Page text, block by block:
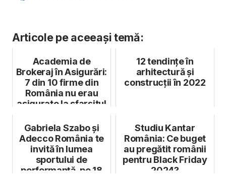
Articole pe aceeași temă:
Academia de
Brokeraj în Asigurări:
7 din 10 firme din
România nu erau
asigurate la sfarșitul
12 tendințe în
arhitectură și
construcții în 2022
Gabriela Szabo şi
Adecco România te
invită în lumea
sportului de
performanţă, pe 18
Studiu Kantar
România: Ce buget
au pregătit românii
pentru Black Friday
2024?